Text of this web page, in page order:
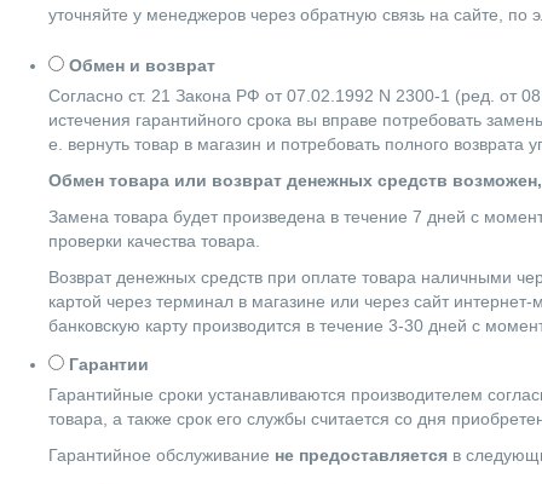
уточняйте у менеджеров через обратную связь на сайте,
Обмен и возврат
Согласно ст. 21 Закона РФ от 07.02.1992 N 2300-1 (ред. от
истечения гарантийного срока вы вправе потребовать
е. вернуть товар в магазин и потребовать полного
Обмен товара или возврат денежных средств
Замена товара будет произведена в течение 7 дней с
проверки качества товара.
Возврат денежных средств при оплате товара наличными
картой через терминал в магазине или через сайт
банковскую карту производится в течение 3-30 дней с
Гарантии
Гарантийные сроки устанавливаются производителем
товара, а также срок его службы считается со дня
Гарантийное обслуживание не предоставляется в